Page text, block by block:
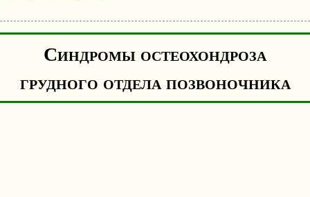
Синдромы остеохондроза
грудного отдела позвоночника